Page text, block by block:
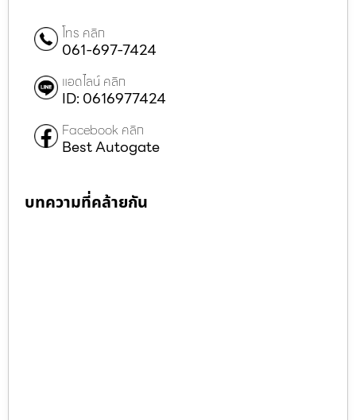
โทร คลิก
061-697-7424
แอดไลน์ คลิก
ID: 0616977424
Facebook คลิก
Best Autogate
บทความที่คล้ายกัน